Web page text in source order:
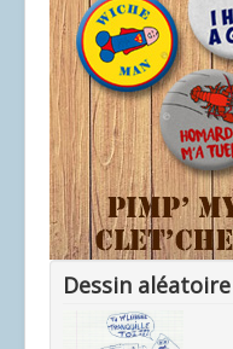
Dessin aléatoire